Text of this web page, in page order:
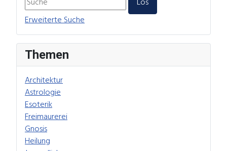
Erweiterte Suche
Themen
Architektur
Astrologie
Esoterik
Freimaurerei
Gnosis
Heilung